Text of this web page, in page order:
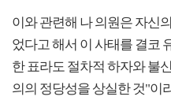
이와 관련해 나 의원은 자신
었다고 해서 이 사태를 결코
한 표라도 절차적 하자와 불
의의 정당성을 상실한 것"이